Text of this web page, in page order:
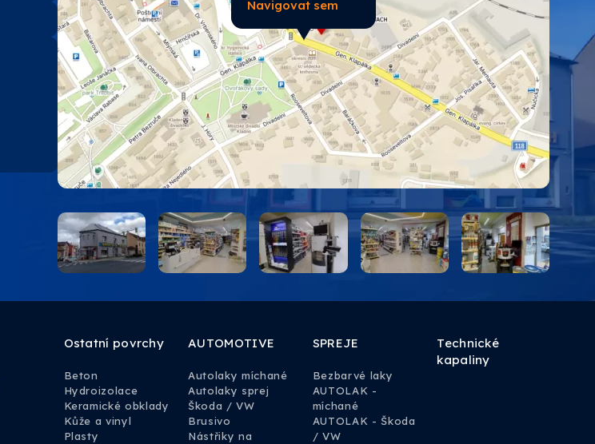
ostatní
Navigovat sem
Ostatní povrchy
Beton
Hydroizolace
Keramické obklady
Kůže a vinyl
Plasty
AUTOMOTIVE
Autolaky míchané
Autolaky sprej
Škoda / VW
Brusivo
Nástřiky na
SPREJE
Bezbarvé laky
AUTOLAK -
míchané
AUTOLAK - Škoda
/ VW
Technické
kapaliny